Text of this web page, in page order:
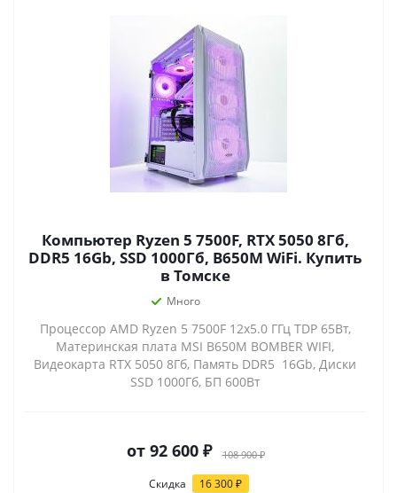
Компьютер Ryzen 5 7500F, RTX 5050 8Гб,
DDR5 16Gb, SSD 1000Гб, B650M WiFi. Купить
в Томске
Много
Процессор AMD Ryzen 5 7500F 12x5.0 ГГц TDP 65Вт,
Материнская плата MSI B650M BOMBER WIFI,
Видеокарта RTX 5050 8Гб, Память DDR5 16Gb, Диски
SSD 1000Гб, БП 600Вт
от 92 600 ₽ 108 900 ₽
Скидка 16 300 ₽